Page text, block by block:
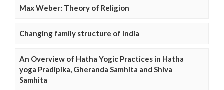
Max Weber: Theory of Religion
Changing family structure of India
An Overview of Hatha Yogic Practices in Hatha
yoga Pradipika, Gheranda Samhita and Shiva
Samhita